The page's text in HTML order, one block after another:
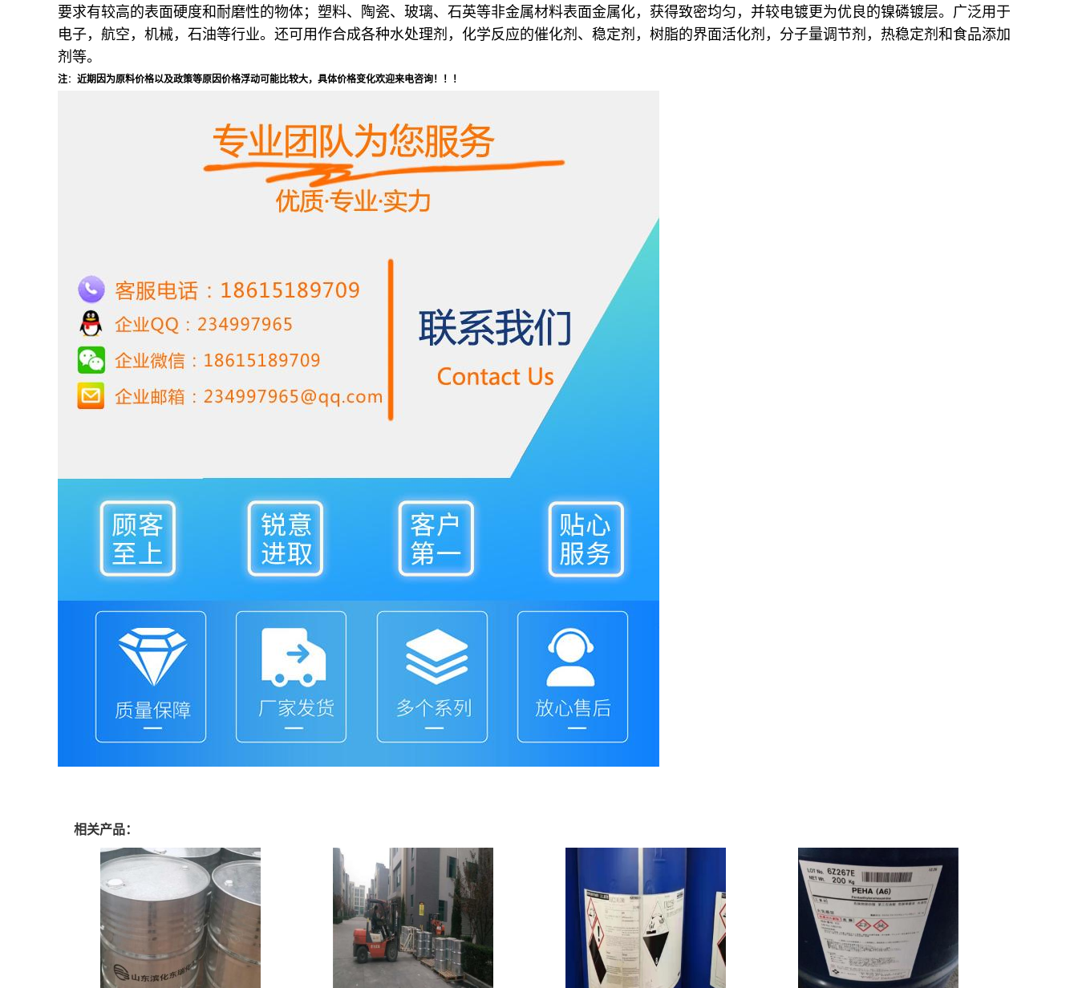
要求有较高的表面硬度和耐磨性的物体；塑料、陶瓷、玻璃、石英等非金属材料表面金属化，获得致密均匀，并较电镀更为优良的镍磷镀层。广泛用于
电子，航空，机械，石油等行业。还可用作合成各种水处理剂，化学反应的催化剂、稳定剂，树脂的界面活化剂，分子量调节剂，热稳定剂和食品添加
剂等。
注： 近期因为原料价格以及政策等原因价格浮动可能比较大，具体价格变化欢迎来电咨询！！！
相关产品：